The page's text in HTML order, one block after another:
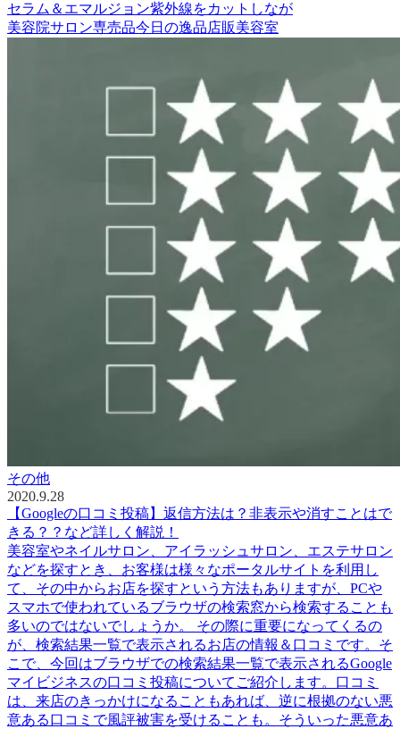
セラム＆エマルジョン紫外線をカットしなが
美容院サロン専売品今日の逸品店販美容室
その他
2020.9.28
【Googleの口コミ投稿】返信方法は？非表示や消すことはで
きる？？など詳しく解説！
美容室やネイルサロン、アイラッシュサロン、エステサロン
などを探すとき、お客様は様々なポータルサイトを利用し
て、その中からお店を探すという方法もありますが、PCや
スマホで使われているブラウザの検索窓から検索することも
多いのではないでしょうか。 その際に重要になってくるの
が、検索結果一覧で表示されるお店の情報＆口コミです。そ
こで、今回はブラウザでの検索結果一覧で表示されるGoogle
マイビジネスの口コミ投稿についてご紹介します。口コミ
は、来店のきっかけになることもあれば、逆に根拠のない悪
意ある口コミで風評被害を受けることも。そういった悪意あ